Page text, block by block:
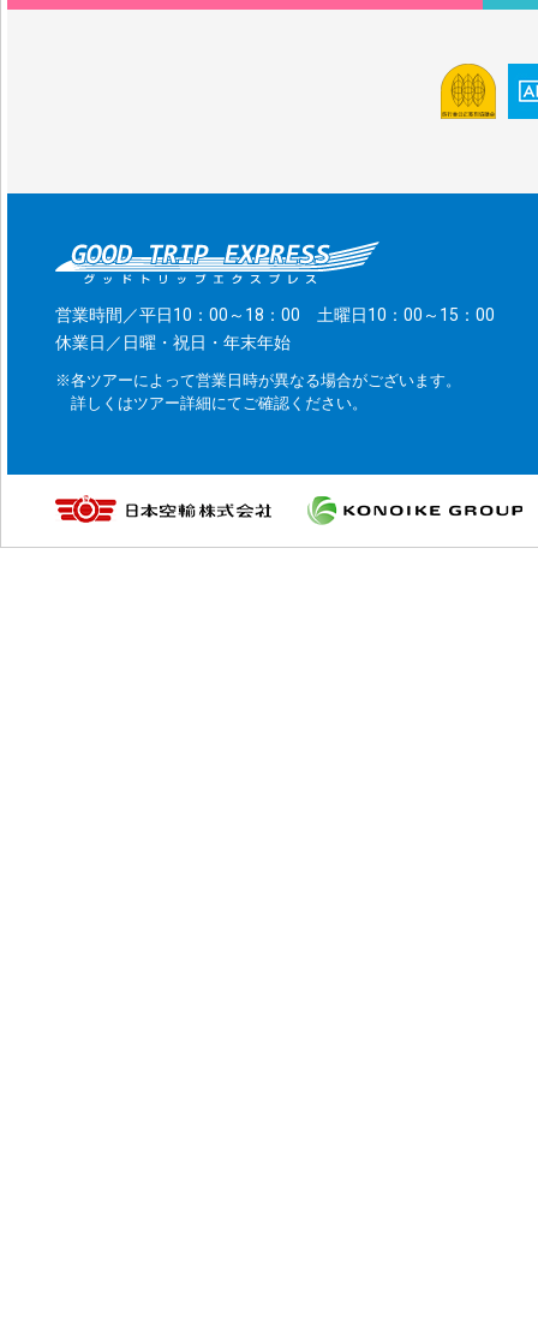
営業時間／平日10：00～18：00 土曜日10：00～15：00
休業日／日曜・祝日・年末年始
※各ツアーによって営業日時が異なる場合がございます。
詳しくはツアー詳細にてご確認ください。